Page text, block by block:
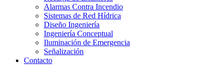
Alarmas Contra Incendio
Sistemas de Red Hídrica
Diseño Ingeniería
Ingeniería Conceptual
Iluminación de Emergencia
Señalización
Contacto